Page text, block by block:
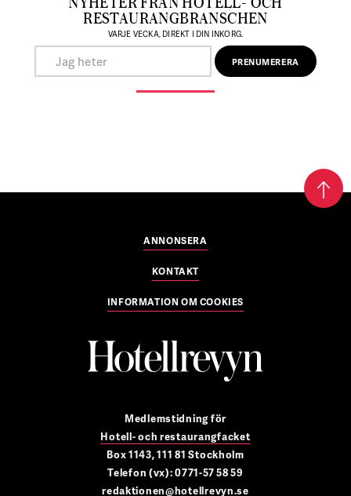
RESTAURANGBRANSCHEN
VARJE VECKA, DIREKT I DIN INKORG.
ANNONSERA
KONTAKT
INFORMATION OM COOKIES
Medlemstidning för
Hotell- och restaurangfacket
Box 1143, 111 81 Stockholm
Telefon (vx): 0771-57 58 59
redaktionen@hotellrevyn.se